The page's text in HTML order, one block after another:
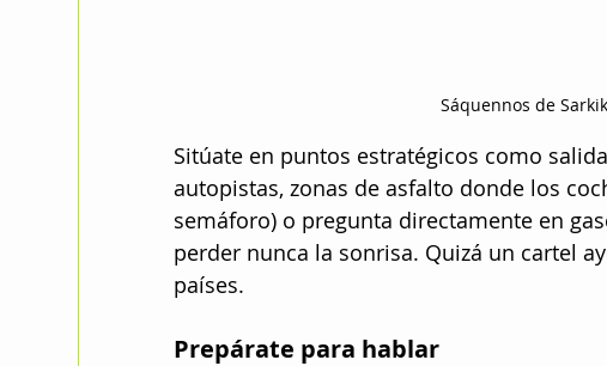
Sáquennos de
Sitúate en puntos estratégicos como
autopistas, zonas de asfalto donde los
semáforo) o pregunta directamente en
perder nunca la sonrisa. Quizá un cartel
países.
Prepárate para hablar